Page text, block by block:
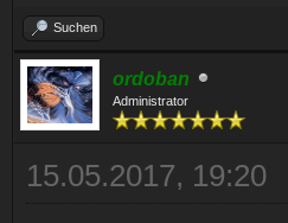
Suchen
ordoban
Administrator
15.05.2017, 19:20